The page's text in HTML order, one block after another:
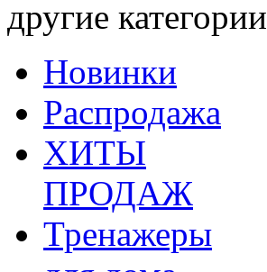
другие категории
Новинки
Распродажа
ХИТЫ
ПРОДАЖ
Тренажеры